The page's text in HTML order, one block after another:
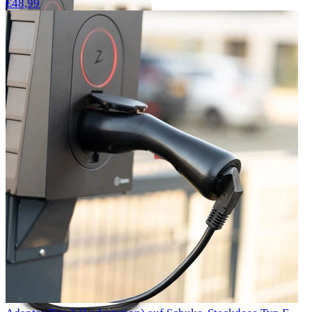
Adapter Typ 2 (Ladestation) auf Schuko-Steckdose Typ F
230V
€149,00
€48,99